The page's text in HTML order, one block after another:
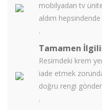
mobilyadan tv
aldım
.
Tamamen
Resimdeki krem
iade etmek
doğru rengi
.